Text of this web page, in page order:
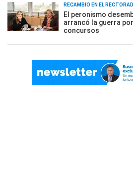
RECAMBIO EN EL
El peronismo
arrancó la guerra
concursos